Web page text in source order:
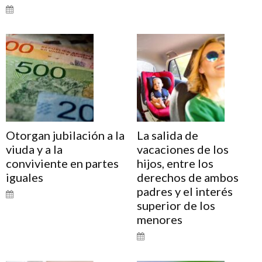
Otorgan jubilación a la
viuda y a la
conviviente en partes
iguales
La salida de
vacaciones de los
hijos, entre los
derechos de ambos
padres y el interés
superior de los
menores